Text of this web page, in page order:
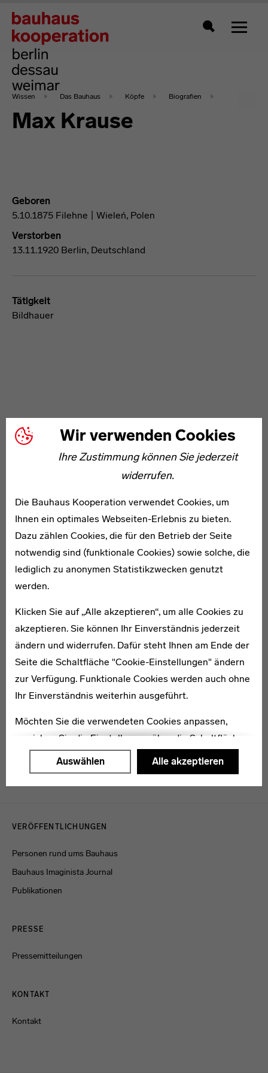
Wir verwenden Cookies
Ihre Zustimmung können Sie jederzeit
widerrufen.
Die Bauhaus Kooperation verwendet Cookies, um
Ihnen ein optimales Webseiten-Erlebnis zu bieten.
Dazu zählen Cookies, die für den Betrieb der Seite
notwendig sind (funktionale Cookies) sowie solche, die
lediglich zu anonymen Statistikzwecken genutzt
werden.
Klicken Sie auf „Alle akzeptieren“, um alle Cookies zu
akzeptieren. Sie können Ihr Einverständnis jederzeit
ändern und widerrufen. Dafür steht Ihnen am Ende der
Seite die Schaltfläche "Cookie-Einstellungen" ändern
zur Verfügung. Funktionale Cookies werden auch ohne
Ihr Einverständnis weiterhin ausgeführt.
Möchten Sie die verwendeten Cookies anpassen,
erreichen Sie die Einstellungen über die Schaltfläche
"Auswählen".
Auswählen Alle akzeptieren
Zeigt
Wissen Das Bauhaus Köpfe Biografien
Max Krause
Geboren
5.10.1875 Filehne | Wieleń, Polen
Verstorben
13.11.1920 Berlin, Deutschland
Tätigkeit
Bildhauer
August Rauh
1905–1993
Hans Richter
1900–1975
VERÖFFENTLICHUNGEN
Personen rund ums Bauhaus
Bauhaus Imaginista Journal
Publikationen
PRESSE
Pressemitteilungen
KONTAKT
Kontakt